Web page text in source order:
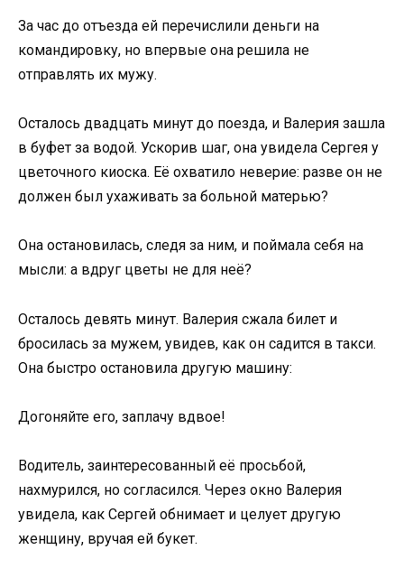
За час до отъезда ей перечислили деньги на
командировку, но впервые она решила не
отправлять их мужу.
Осталось двадцать минут до поезда, и Валерия зашла
в буфет за водой. Ускорив шаг, она увидела Сергея у
цветочного киоска. Её охватило неверие: разве он не
должен был ухаживать за больной матерью?
Она остановилась, следя за ним, и поймала себя на
мысли: а вдруг цветы не для неё?
Осталось девять минут. Валерия сжала билет и
бросилась за мужем, увидев, как он садится в такси.
Она быстро остановила другую машину:
Догоняйте его, заплачу вдвое!
Водитель, заинтересованный её просьбой,
нахмурился, но согласился. Через окно Валерия
увидела, как Сергей обнимает и целует другую
женщину, вручая ей букет.